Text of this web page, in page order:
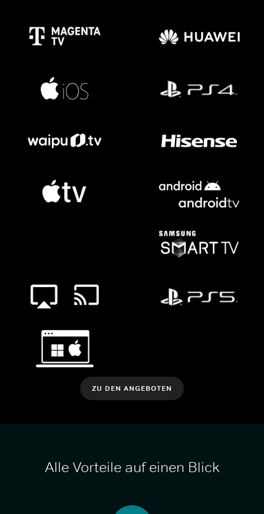
ZU DEN ANGEBOTEN
Alle Vorteile auf einen Blick